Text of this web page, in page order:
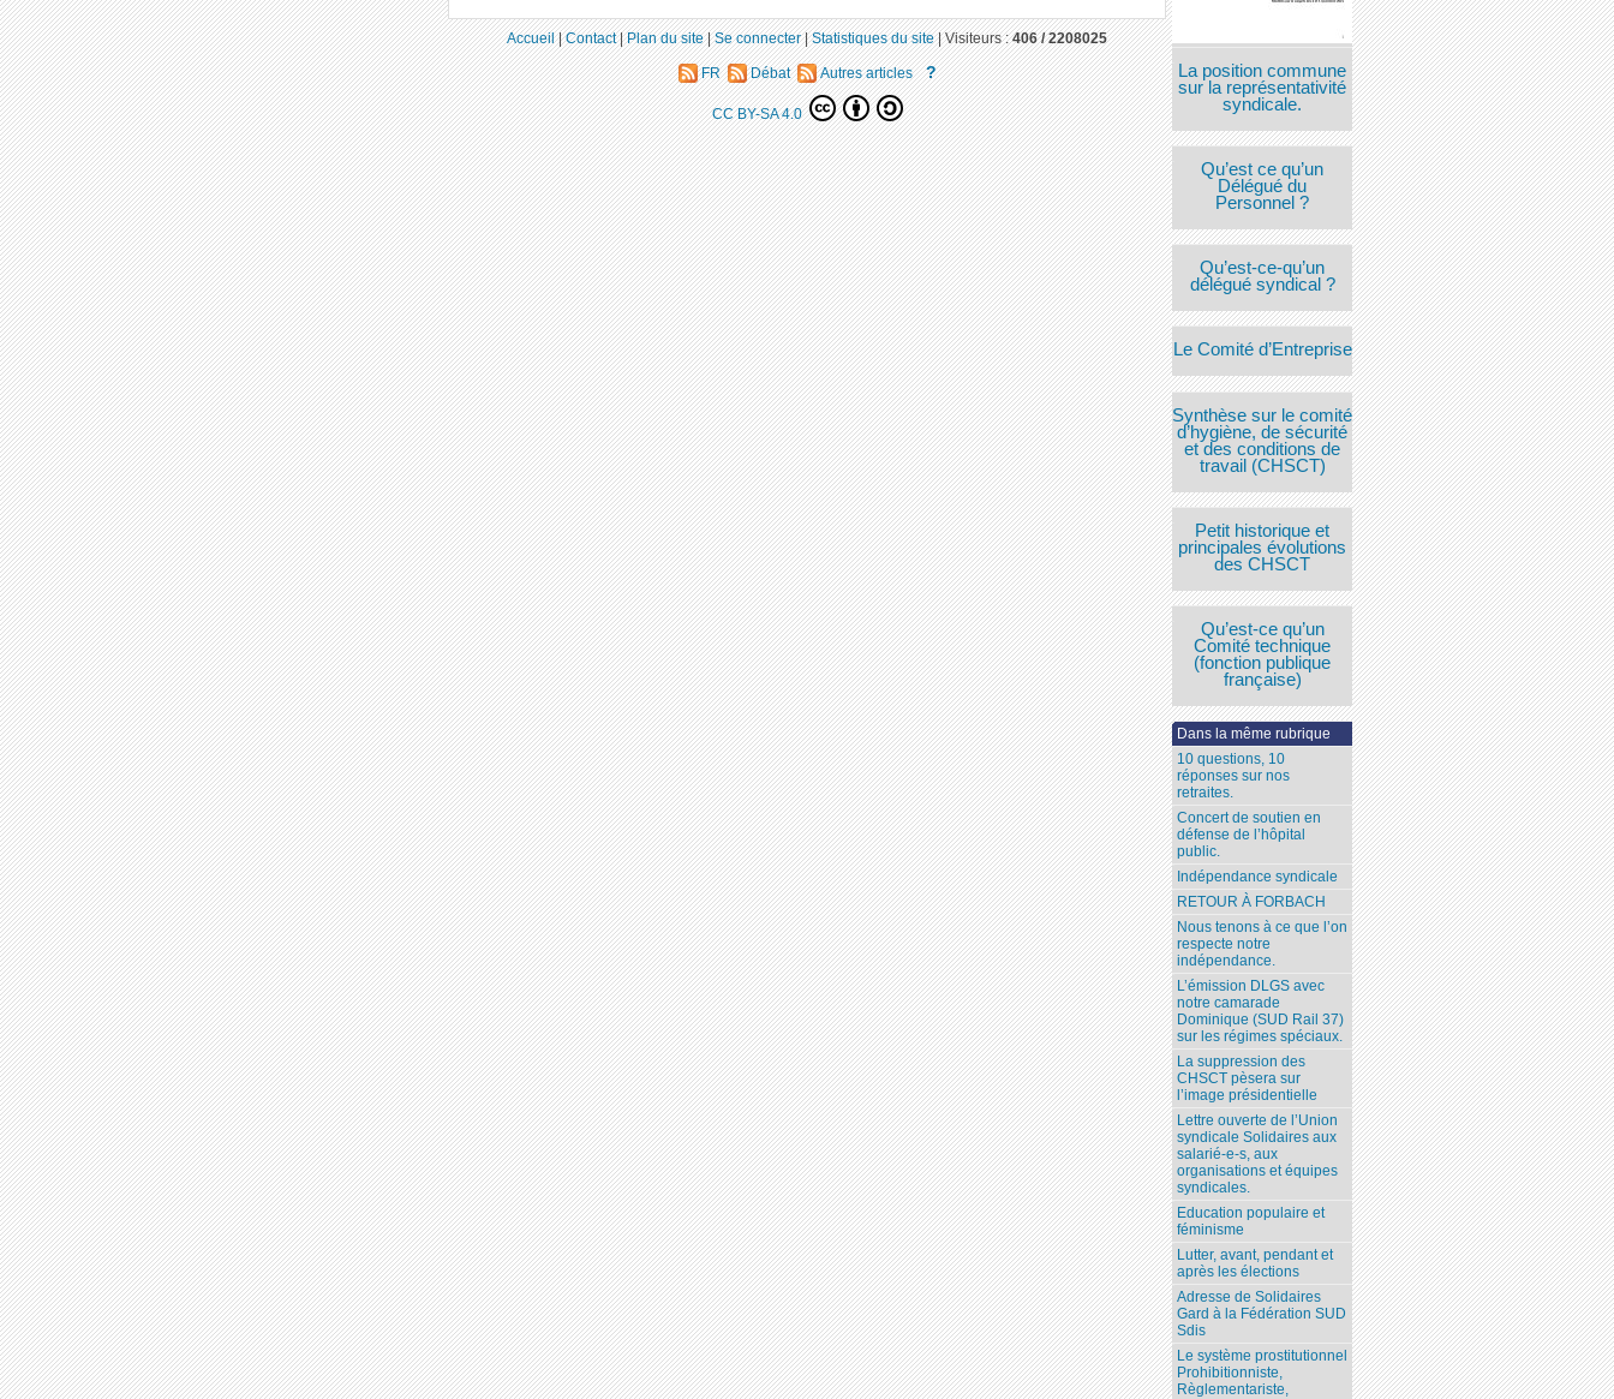
La position commune
sur la représentativité
syndicale.
Qu’est ce qu’un
Délégué du
Personnel ?
Qu’est-ce-qu’un
délégué syndical ?
Le Comité d’Entreprise
Synthèse sur le comité
d’hygiène, de sécurité
et des conditions de
travail (CHSCT)
Petit historique et
principales évolutions
des CHSCT
Qu’est-ce qu’un
Comité technique
(fonction publique
française)
Dans la même rubrique
10 questions, 10
réponses sur nos
retraites.
Concert de soutien en
défense de l’hôpital
public.
Indépendance syndicale
RETOUR À FORBACH
Nous tenons à ce que l’on
respecte notre
indépendance.
L’émission DLGS avec
notre camarade
Dominique (SUD Rail 37)
sur les régimes spéciaux.
La suppression des
CHSCT pèsera sur
l’image présidentielle
Lettre ouverte de l’Union
syndicale Solidaires aux
salarié-e-s, aux
organisations et équipes
syndicales.
Education populaire et
féminisme
Lutter, avant, pendant et
après les élections
Adresse de Solidaires
Gard à la Fédération SUD
Sdis
Le système prostitutionnel
Prohibitionniste,
Règlementariste,
Accueil|Contact|Plan du site|Se connecter|Statistiques du site|Visiteurs :406 / 2208025
FR Débat Autres articles ?
CC BY-SA 4.0